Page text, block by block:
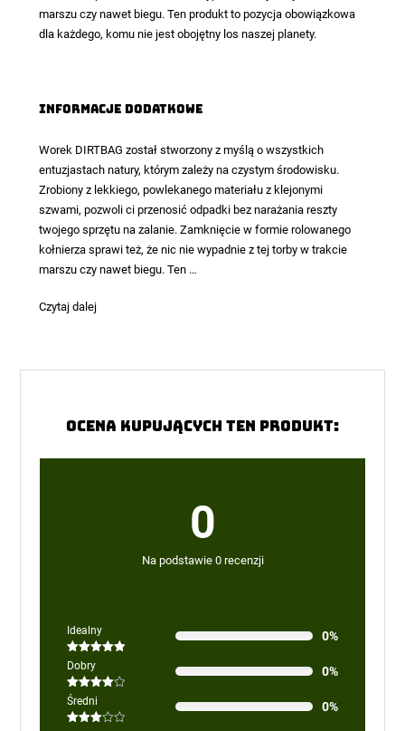
marszu czy nawet biegu. Ten produkt to pozycja obowiązkowa
dla każdego, komu nie jest obojętny los naszej planety.
Informacje dodatkowe
Worek DIRTBAG został stworzony z myślą o wszystkich
entuzjastach natury, którym zależy na czystym środowisku.
Zrobiony z lekkiego, powlekanego materiału z klejonymi
szwami, pozwoli ci przenosić odpadki bez narażania reszty
twojego sprzętu na zalanie. Zamknięcie w formie rolowanego
kołnierza sprawi też, że nic nie wypadnie z tej torby w trakcie
marszu czy nawet biegu. Ten …
Czytaj dalejWorek
Pomarańczowy
Ocena kupujących ten produkt:
0
Na podstawie 0 recenzji
Idealny
Oceniono
na 5
0%
Dobry
Oceniono
4na 5
0%
Średni 0%